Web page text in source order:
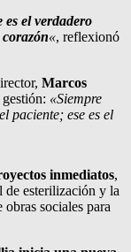
es el verdadero
«, reflexionó
Marcos
«Siempre
paciente; ese es el
inmediatos,
de esterilización y la
sociales para